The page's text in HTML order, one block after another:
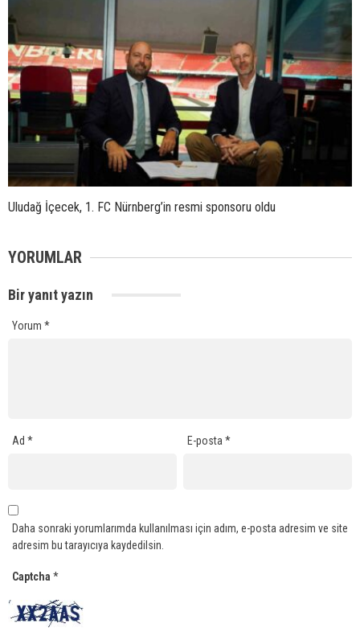
Uludağ İçecek, 1. FC Nürnberg’in resmi sponsoru oldu
YORUMLAR
Bir yanıt yazın
Yorum *
Ad * E-posta*
Daha sonraki yorumlarımda kullanılması için adım, e-posta adresim ve site
adresim bu tarayıcıya kaydedilsin.
Captcha *